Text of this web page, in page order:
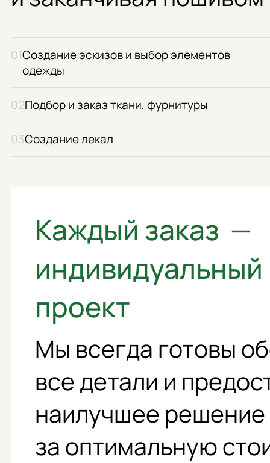
Создание эскизов и выбор элементов
одежды
Подбор и заказ ткани, фурнитуры
Создание лекал
Каждый заказ —
индивидуальный
проект
Мы всегда готовы
все детали и
наилучшее решение
за оптимальную